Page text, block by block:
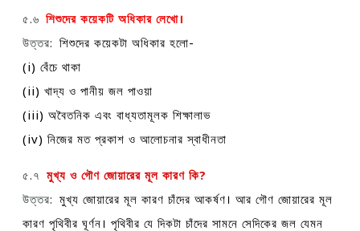
৫.৬ শিশুদের কয়েকটি অধিকার লেখো।
উত্তর: শিশুদের কয়েকটা অধিকার হলো-
(i) বেঁচে থাকা
(ii) খাদ্য ও পানীয় জল পাওয়া
(iii) অবৈতনিক এবং বাধ্যতামূলক শিক্ষালাভ
(iv) নিজের মত প্রকাশ ও আলোচনার স্বাধীনতা
৫.৭ মুখ্য ও গৌণ জোয়ারের মূল কারণ কি?
উত্তর: মুখ্য জোয়ারের মূল কারণ চাঁদের আকর্ষণ। আর গৌণ জোয়ারের মূল
কারণ পৃথিবীর ঘূর্ণন। পৃথিবীর যে দিকটা চাঁদের সামনে সেদিকের জল যেমন